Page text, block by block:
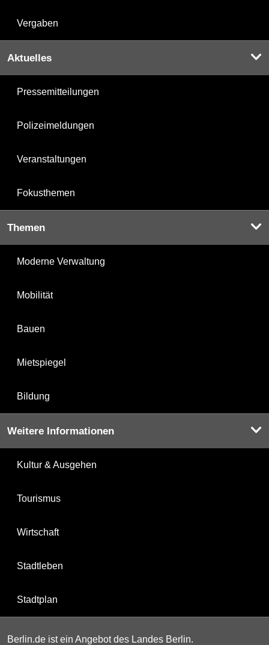
Vergaben
Aktuelles
Pressemitteilungen
Polizeimeldungen
Veranstaltungen
Fokusthemen
Themen
Moderne Verwaltung
Mobilität
Bauen
Mietspiegel
Bildung
Weitere Informationen
Kultur & Ausgehen
Tourismus
Wirtschaft
Stadtleben
Stadtplan
Berlin.de ist ein Angebot des Landes Berlin.